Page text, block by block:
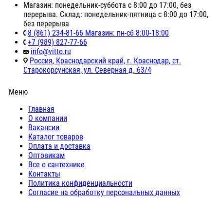
Магазин: понедельник-суббота с 8:00 до 17:00, без
перерыва. Склад: понедельник-пятница с 8:00 до 17:00,
без перерыва
8 (861) 234-81-66 Магазин: пн-сб 8:00-18:00
+7 (989) 827-77-66
info@vitto.ru
Россия, Краснодарский край, г. Краснодар, ст.
Старокорсунская, ул. Северная д. 63/4
Меню
Главная
О компании
Вакансии
Каталог товаров
Оплата и доставка
Оптовикам
Все о сантехнике
Контакты
Политика конфиденциальности
Согласие на обработку персональных данных